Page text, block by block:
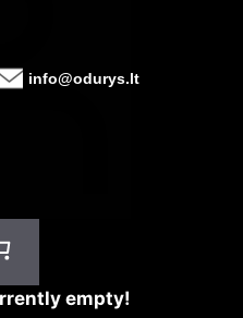
info@odurys.lt
empty!